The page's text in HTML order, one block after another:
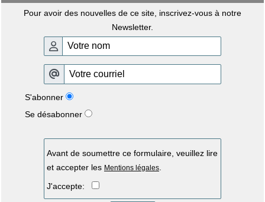
Pour avoir des nouvelles de ce site, inscrivez-vous à notre
Newsletter.
S'abonner
Se désabonner
Avant de soumettre ce formulaire, veuillez lire
et accepter les Mentions légales
J'accepte: